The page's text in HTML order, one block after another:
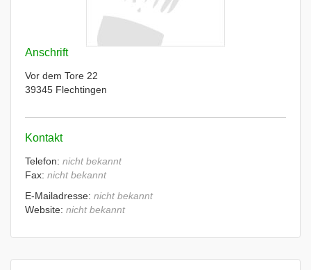
Anschrift
Vor dem Tore 22
39345 Flechtingen
Kontakt
Telefon: nicht bekannt
Fax: nicht bekannt
E-Mailadresse: nicht bekannt
Website: nicht bekannt